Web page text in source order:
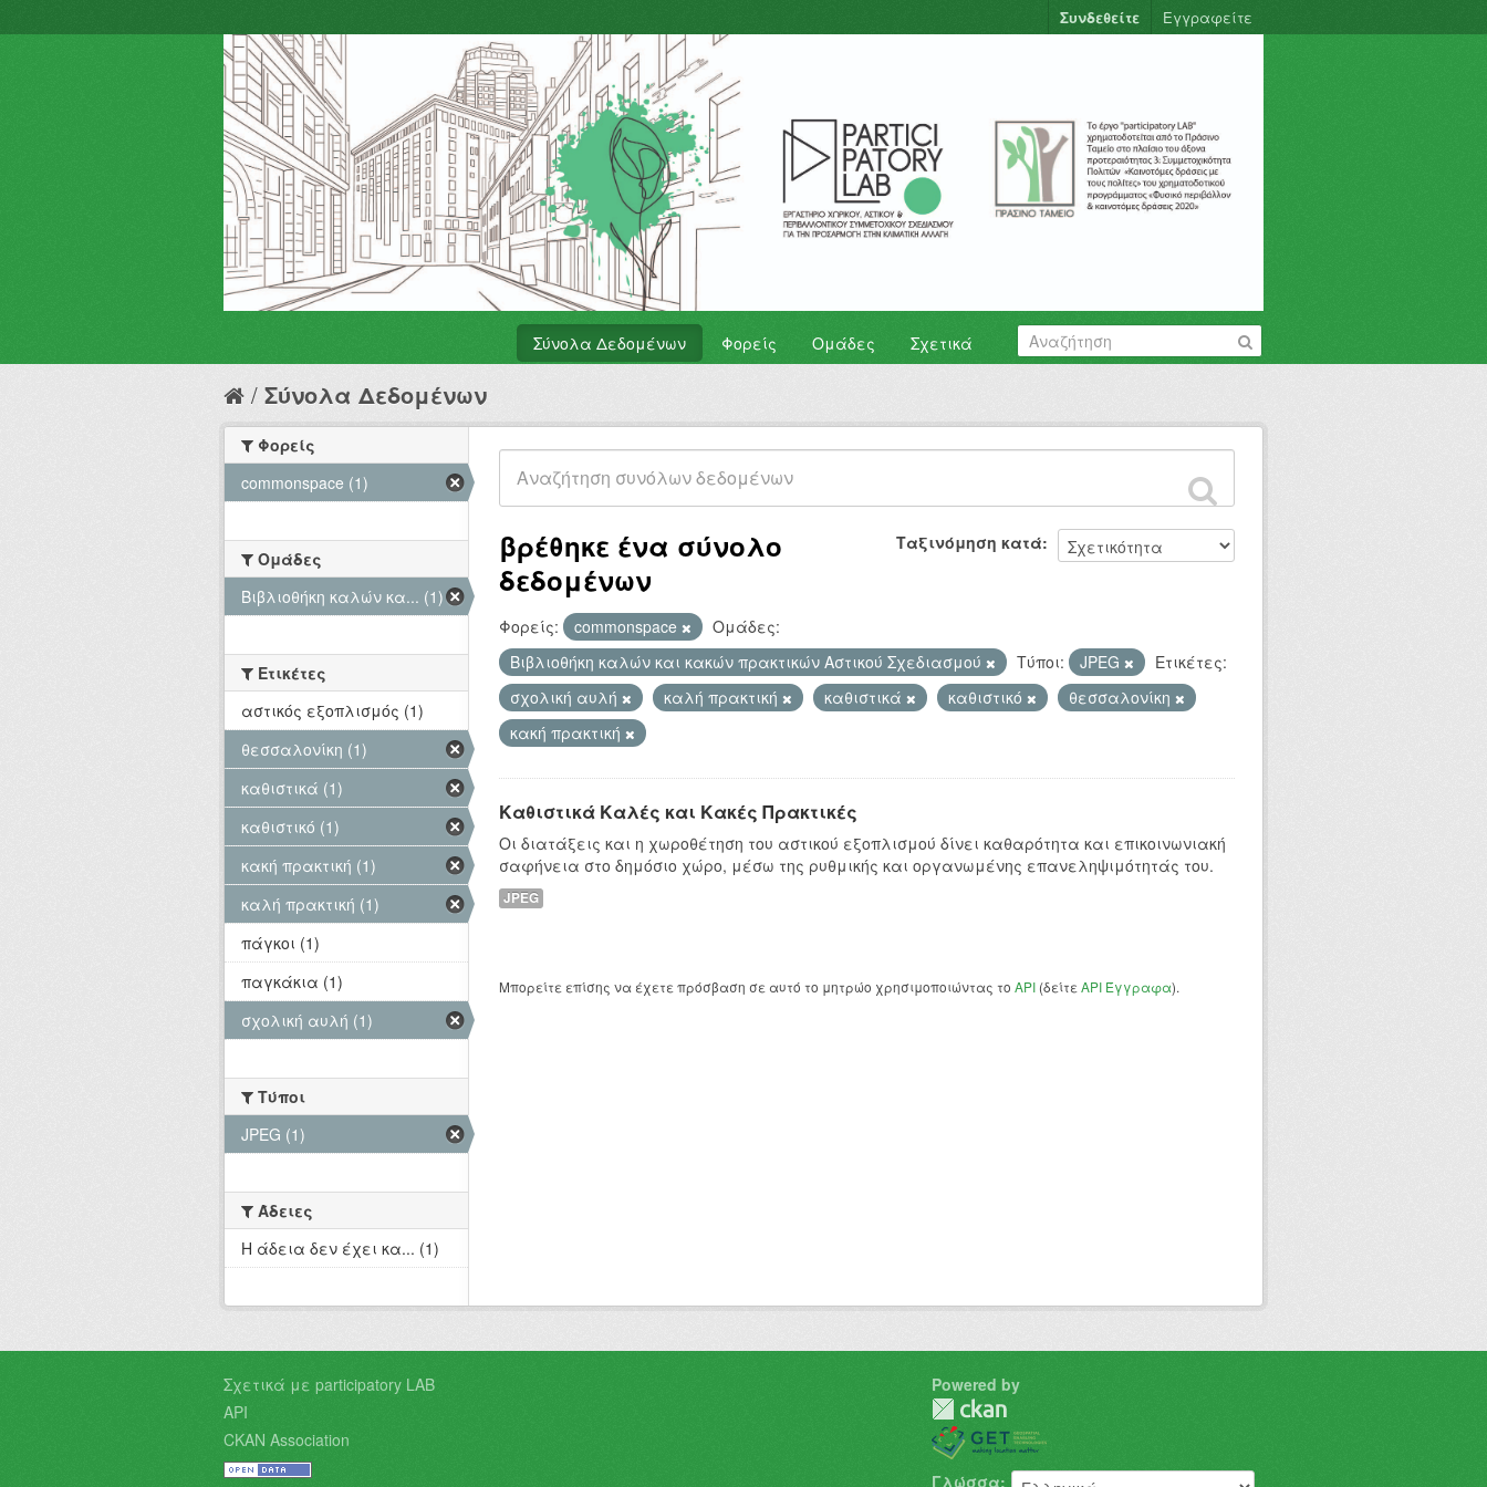
Συνδεθείτε Εγγραφείτε
Σύνολα Δεδομένων Φορείς Ομάδες Σχετικά
Σύνολα Δεδομένων
Ταξινόμηση κατά
βρέθηκε ένα σύνολο
δεδομένων
Φορείς: commonspace
Ομάδες:
Βιβλιοθήκη καλών και κακών πρακτικών Αστικού Σχεδιασμού
Τύποι: JPEG
Ετικέτες:
σχολική αυλή
καλή πρακτική καθιστικά καθιστικό
θεσσαλονίκη
κακή πρακτική
Καθιστικά Καλές και Κακές Πρακτικές
Οι διατάξεις και η χωροθέτηση του αστικού εξοπλισμού δίνει καθαρότητα και επικοινωνιακή
σαφήνεια στο δημόσιο χώρο, μέσω της ρυθμικής και οργανωμένης επανεληψιμότητάς του.
JPEG
Μπορείτε επίσης να έχετε πρόσβαση σε αυτό το μητρώο χρησιμοποιώντας το API (δείτε API Έγγραφα).
Φορείς
commonspace (1)
Ομάδες
Βιβλιοθήκη καλών κα... (1)
Ετικέτες
αστικός εξοπλισμός (1)
θεσσαλονίκη (1)
καθιστικά (1)
καθιστικό (1)
κακή πρακτική (1)
καλή πρακτική (1)
πάγκοι (1)
παγκάκια (1)
σχολική αυλή (1)
Τύποι
JPEG (1)
Άδειες
Η άδεια δεν έχει κα... (1)
Σχετικά με participatory LAB
API
CKAN Association
Powered by
Γλώσσα